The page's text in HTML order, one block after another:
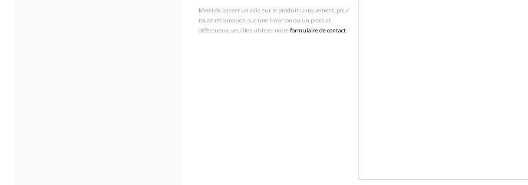
Merci de laisser un avis sur le produit uniquement, pour
toute réclamation sur une livraison ou un produit
défectueux, veuillez utiliser notreformulaire de contact.